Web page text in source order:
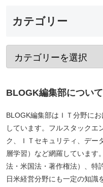
カテゴリー
BLOGK編集部について
BLOGK編集部はＩＴ分野に
しています。フルスタックエ
ク、ＩＴセキュリティ、デー
層学習）など網羅しています
法・米国法・著作権法）、特
日米経営分野にも一定の知識